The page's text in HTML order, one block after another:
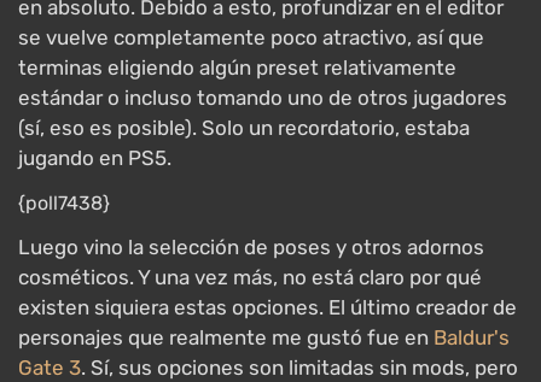
en absoluto. Debido a esto, profundizar en el editor
se vuelve completamente poco atractivo, así que
terminas eligiendo algún preset relativamente
estándar o incluso tomando uno de otros jugadores
(sí, eso es posible). Solo un recordatorio, estaba
jugando en PS5.
{poll7438}
Luego vino la selección de poses y otros adornos
cosméticos. Y una vez más, no está claro por qué
existen siquiera estas opciones. El último creador de
personajes que realmente me gustó fue en Baldur's
Gate 3. Sí, sus opciones son limitadas sin mods, pero